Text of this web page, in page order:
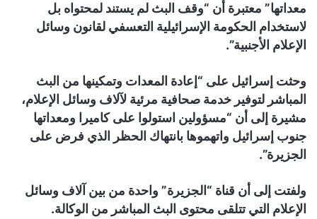
معداتها” معتبرة أن “وقف البث لم يستند لمحتواه بل
لاستخدام الحكومة الإسرائيلية التعسفي لقانون وسائل
الإعلام الأجنبية”.
وحثت إسرائيل على “إعادة المعدات وتمكينها من البث
المباشر لتوفير خدمة صحافية مرئية لآلاف وسائل الإعلام،
مشيرة إلى أن “مسؤولين استولوا على كاميرا ومعداتها
جنوب إسرائيل واتهموها بانتهاك الحظر الذي فرض على
الجزيرة”.
ولفتت إلى أن قناة “الجزيرة” واحدة من بين آلاف وسائل
الإعلام التي تتلقى محتوى البث المباشر من الوكالة.